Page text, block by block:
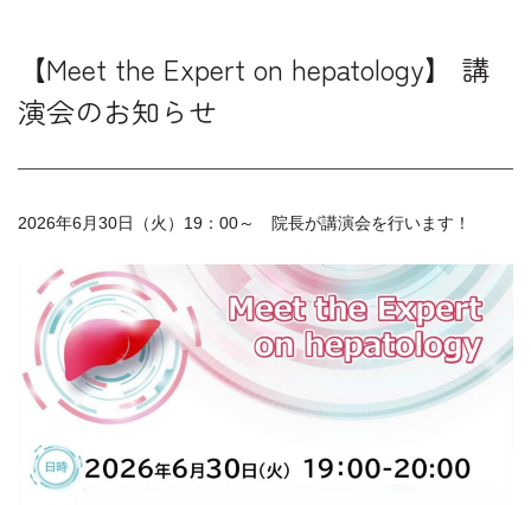
【Meet the Expert on hepatology】 講
演会のお知らせ
2026年6月30日（火）19：00～ 院長が講演会を行います！